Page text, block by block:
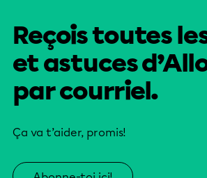
Reçois toutes
et astuces
par courriel.
Ça va t’aider, promis!